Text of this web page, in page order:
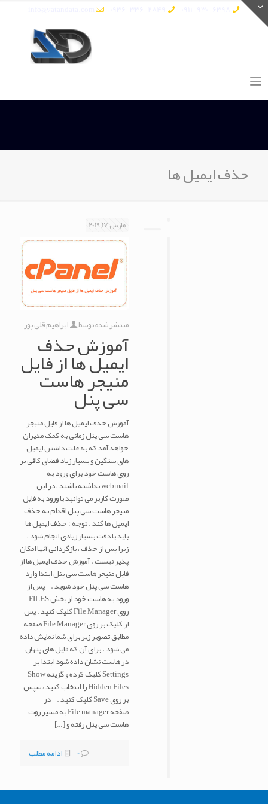
حذف ایمیل ها
مارس 17, 2019
منتشر شده توسط ابراهیم قلی پور
آموزش حذف
ایمیل ها از فایل
منیجر هاست
سی پنل
آموزش حذف ایمیل ها از فایل منیجر
هاست سی پنل زمانی به کمک مدیران
خواهد آمد که به علت داشتن ایمیل
های سنگین و بسیار زیاد فضای کافی بر
روی هاست خود برای ورود به
webmail نداشته باشند ، در این
صورت کاربر می توانید با ورود به فایل
منیجر هاست سی پنل اقدام به حذف
ایمیل ها کند . توجه : حذف ایمیل ها
باید با دقت بسیار زیادی انجام شود ،
زیرا پس از حذف ، بازگردانی آنها امکان
پذیر نیست . آموزش حذف ایمیل ها از
فایل منیجر هاست سی پنل ابتدا وارد
هاست سی پنل خود شوید . پس از
ورود به هاست خود از بخش FILES
روی File Manager کلیک کنید . پس
از کلیک بر روی File Manager صفحه
مطابق تصویر زیر برای شما نمایش داده
می شود . برای آن که فایل های پنهان
در هاست نشان داده شود ابتدا بر
Settings کلیک کرده و گزینه Show
Hidden Files را انتخاب کنید ، سپس
بر روی Save کلیک کنید . در
صفحه File manager به مسیر روت
هاست سی پنل رفته و[…]
0
ادامه مطلب